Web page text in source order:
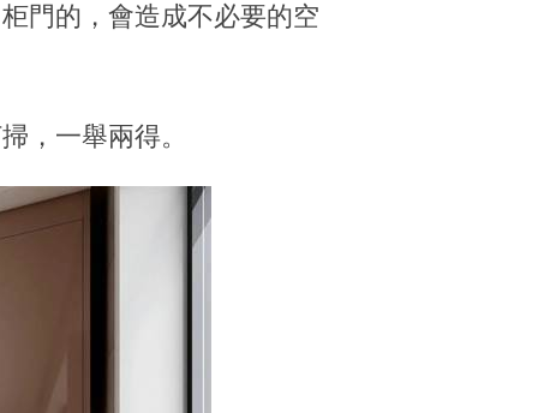
門的，會造成不必要的空
，一舉兩得。